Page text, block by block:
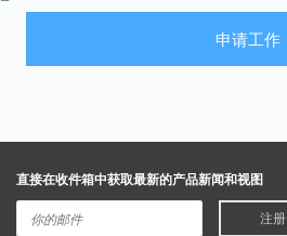
申请工作
直接在收件箱中获取最新的产品新闻和视图
注册